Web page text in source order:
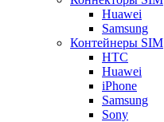
Huawei
Samsung
Контейнеры SIM
HTC
Huawei
iPhone
Samsung
Sony